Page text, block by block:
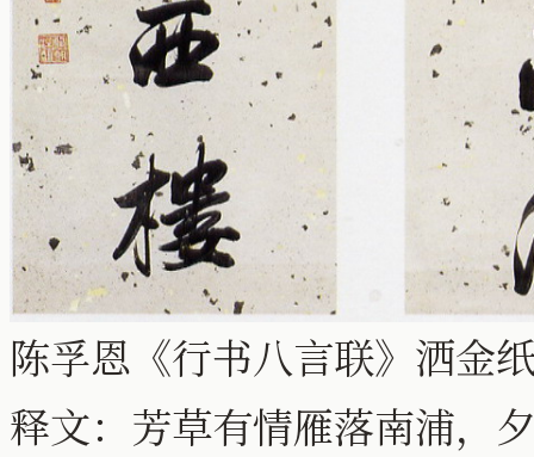
陈孚恩《行书八言联》洒
释文：芳草有情雁落南浦，